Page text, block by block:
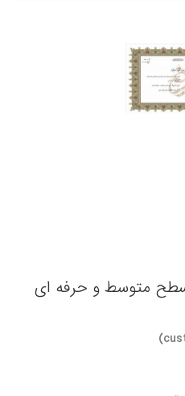
متوسط و حرفه ای